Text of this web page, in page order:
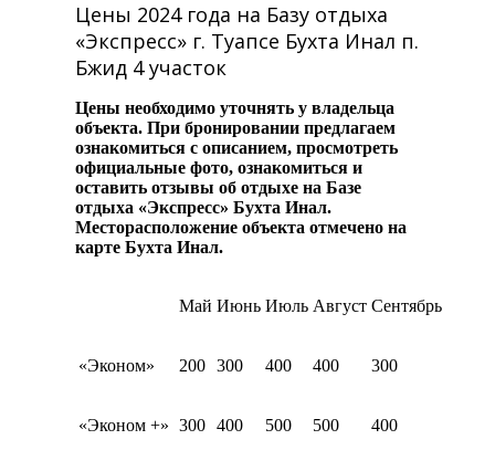
Цены 2024 года на Базу отдыха
«Экспресс» г. Туапсе Бухта Инал п.
Бжид 4 участок
Цены необходимо уточнять у владельца
объекта. При бронировании предлагаем
ознакомиться с описанием, просмотреть
официальные фото, ознакомиться и
оставить отзывы об отдыхе на Базе
отдыха «Экспресс» Бухта Инал.
Месторасположение объекта отмечено на
карте Бухта Инал.
Май Июнь Июль Август Сентябрь
«Эконом» 200 300 400 400 300
«Эконом +» 300 400 500 500 400